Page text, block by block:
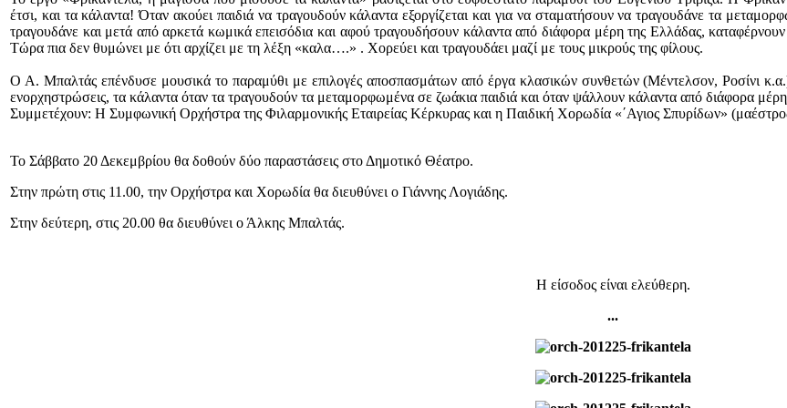
έτσι, και τα κάλαντα! Όταν ακούει παιδιά να τραγουδούν κάλαντα εξοργίζεται και για να σταματήσουν να τραγουδάνε τα
τραγουδάνε και μετά από αρκετά κωμικά επεισόδια και αφού τραγουδήσουν κάλαντα από διάφορα μέρη της Ελλάδας,
Τώρα πια δεν θυμώνει με ότι αρχίζει με τη λέξη «καλα….» . Χορεύει και τραγουδάει μαζί με τους μικρούς της φίλους.
Ο Α. Μπαλτάς επένδυσε μουσικά το παραμύθι με επιλογές αποσπασμάτων από έργα κλασικών συνθετών (Μέντελσον, Ροσίνι
ενορχηστρώσεις, τα κάλαντα όταν τα τραγουδούν τα μεταμορφωμένα σε ζωάκια παιδιά και όταν ψάλλουν κάλαντα από διάφορα
Συμμετέχουν: Η Συμφωνική Ορχήστρα της Φιλαρμονικής Εταιρείας Κέρκυρας και η Παιδική Χορωδία «΄Αγιος Σπυρίδων»
Το Σάββατο 20 Δεκεμβρίου θα δοθούν δύο παραστάσεις στο Δημοτικό Θέατρο.
Στην πρώτη στις 11.00, την Ορχήστρα και Χορωδία θα διευθύνει ο Γιάννης Λογιάδης.
Στην δεύτερη, στις 20.00 θα διευθύνει ο Άλκης Μπαλτάς.
Η είσοδος είναι ελεύθερη.
...